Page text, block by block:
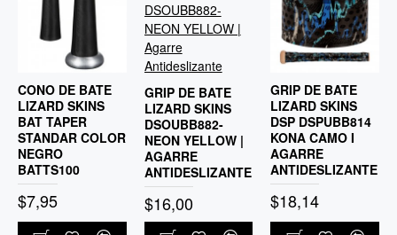
CONO DE BATE
LIZARD SKINS
BAT TAPER
STANDAR COLOR
NEGRO
BATTS100
$7,95
GRIP DE BATE
LIZARD SKINS
DSOUBB882-
NEON YELLOW |
AGARRE
ANTIDESLIZANTE
$16,00
GRIP DE BATE
LIZARD SKINS
DSP DSPUBB814
KONA CAMO I
AGARRE
ANTIDESLIZANTE
$18,14